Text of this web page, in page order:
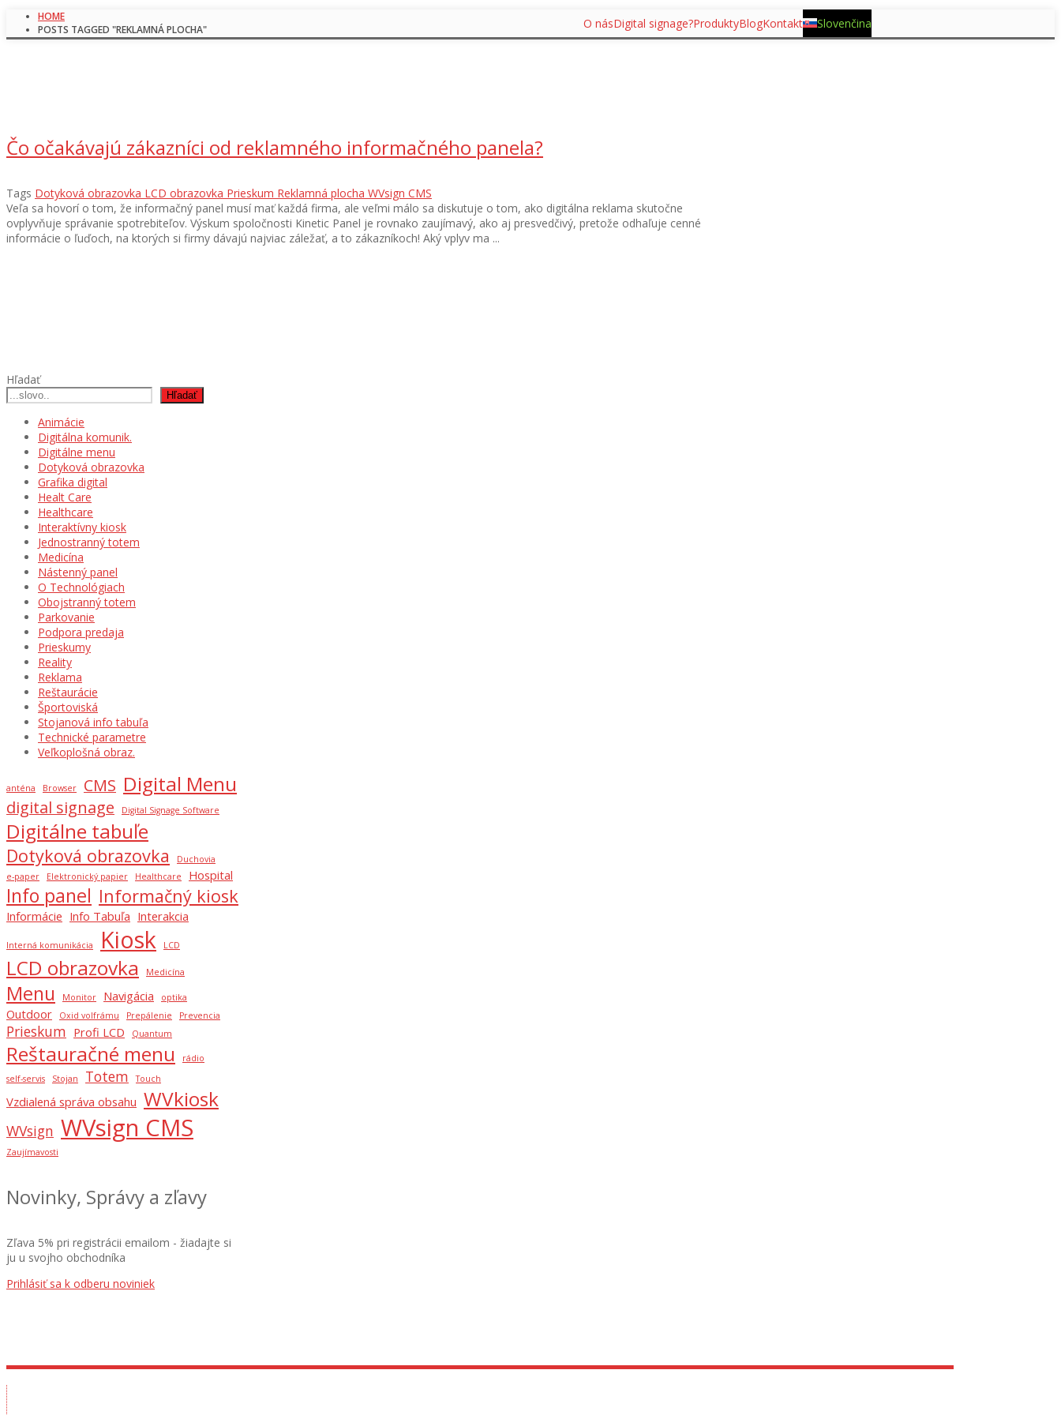
O násDigital signage?ProduktyBlogKontakt Slovenčina
HOME
POSTS TAGGED "REKLAMNÁ PLOCHA"
Čo očakávajú zákazníci od reklamného informačného panela?
Tags Dotyková obrazovka LCD obrazovka Prieskum Reklamná plocha WVsign CMS
Veľa sa hovorí o tom, že informačný panel musí mať každá firma, ale veľmi málo sa diskutuje o tom, ako digitálna reklama skutočne
ovplyvňuje správanie spotrebiteľov. Výskum spoločnosti Kinetic Panel je rovnako zaujímavý, ako aj presvedčivý, pretože odhaľuje cenné
informácie o ľuďoch, na ktorých si firmy dávajú najviac záležať, a to zákazníkoch! Aký vplyv ma ...
Hľadať
Hľadať
Animácie
Digitálna komunik.
Digitálne menu
Dotyková obrazovka
Grafika digital
Healt Care
Healthcare
Interaktívny kiosk
Jednostranný totem
Medicína
Nástenný panel
O Technológiach
Obojstranný totem
Parkovanie
Podpora predaja
Prieskumy
Reality
Reklama
Reštaurácie
Športoviská
Stojanová info tabuľa
Technické parametre
Veľkoplošná obraz.
anténa Browser CMS Digital Menu
digital signage Digital Signage Software
Digitálne tabuľe
Dotyková obrazovka
Duchovia
e-paper
Elektronický papier Healthcare Hospital
Info panel Informačný kiosk
Informácie Info Tabuľa Interakcia
Interná komunikácia Kiosk LCD
LCD obrazovka Medicína
Menu Monitor Navigácia optika
Outdoor Oxid volfrámu Prepálenie Prevencia
Prieskum Profi LCD Quantum
Reštauračné menu
rádio
self-servis
Stojan Totem Touch
Vzdialená správa obsahu WVkiosk
WVsign WVsign CMS
Zaujímavosti
Novinky, Správy a zľavy
Zľava 5% pri registrácii emailom - žiadajte si
ju u svojho obchodníka
Prihlásiť sa k odberu noviniek